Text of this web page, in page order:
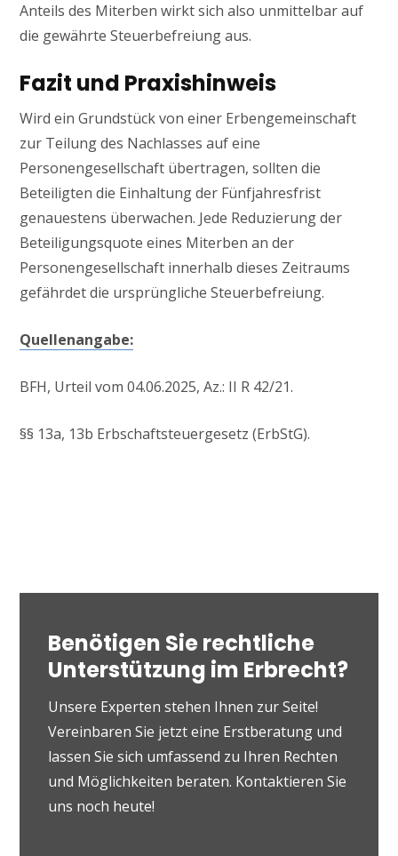
Anteils des Miterben wirkt sich also unmittelbar auf
die gewährte Steuerbefreiung aus.
Fazit und Praxishinweis
Wird ein Grundstück von einer Erbengemeinschaft
zur Teilung des Nachlasses auf eine
Personengesellschaft übertragen, sollten die
Beteiligten die Einhaltung der Fünfjahresfrist
genauestens überwachen. Jede Reduzierung der
Beteiligungsquote eines Miterben an der
Personengesellschaft innerhalb dieses Zeitraums
gefährdet die ursprüngliche Steuerbefreiung.
Quellenangabe:
BFH, Urteil vom 04.06.2025, Az.: II R 42/21.
§§ 13a, 13b Erbschaftsteuergesetz (ErbStG).
Benötigen Sie rechtliche
Unterstützung im Erbrecht?
Unsere Experten stehen Ihnen zur Seite!
Vereinbaren Sie jetzt eine Erstberatung und
lassen Sie sich umfassend zu Ihren Rechten
und Möglichkeiten beraten. Kontaktieren Sie
uns noch heute!